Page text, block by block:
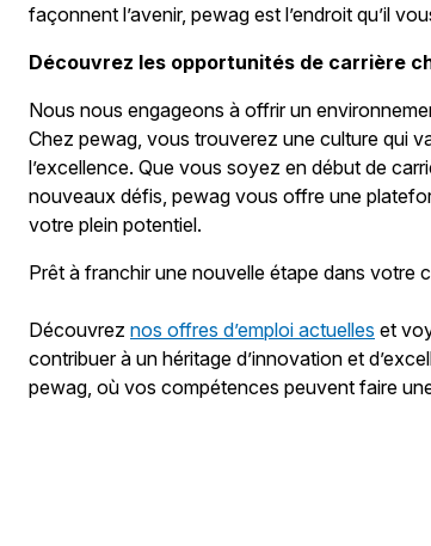
façonnent l’avenir, pewag est l’endroit qu’il
Découvrez les opportunités de carrière
Nous nous engageons à offrir un
Chez pewag, vous trouverez une culture qui
l’excellence. Que vous soyez en début de
nouveaux défis, pewag vous offre une
votre plein potentiel.
Prêt à franchir une nouvelle étape dans votre
Découvrez nos offres d’emploi actuelles et
contribuer à un héritage d’innovation et
pewag, où vos compétences peuvent faire